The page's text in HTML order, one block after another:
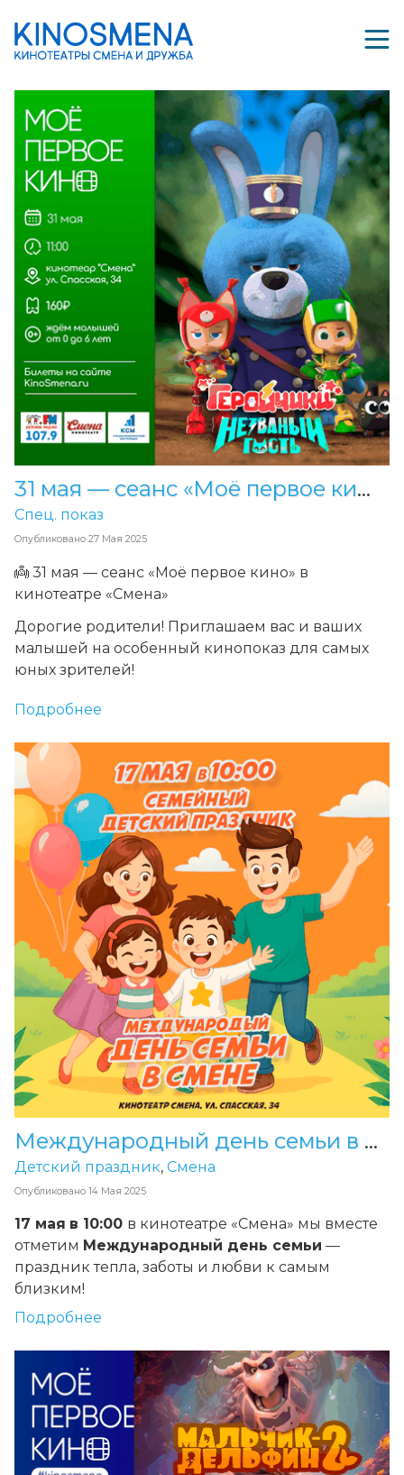
31 мая — сеанс «Моё первое кино» в кинотеатре «Смена»
Опубликовано 27 Мая 2025
Спец. показ
👼 31 мая — сеанс «Моё первое кино» в
кинотеатре «Смена»
Дорогие родители! Приглашаем вас и ваших
малышей на особенный кинопоказ для самых
юных зрителей!
Подробнее
Международный день семьи в Смене
Опубликовано 14 Мая 2025
Детский праздник, Смена
17 мая в 10:00 в кинотеатре «Смена» мы вместе
отметим Международный день семьи —
праздник тепла, заботы и любви к самым
близким!
Подробнее